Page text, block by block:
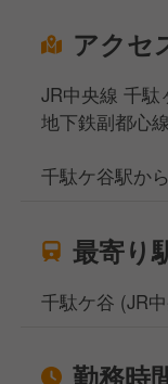
アクセ
JR中央線 千駄
地下鉄副都心
千駄ケ谷駅か
最寄り
千駄ケ谷 (JR